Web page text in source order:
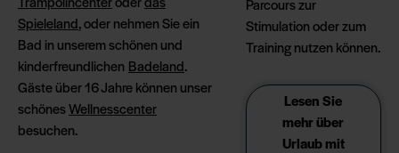
Spieleland, oder nehmen Sie ein
Bad in unserem schönen und
kinderfreundlichen Badeland.
Gäste über 16 Jahre können unser
schönesWellnesscenter
besuchen.
Stimulation oder zum
Training nutzen können.
Lesen Sie
mehr über
Urlaub mit